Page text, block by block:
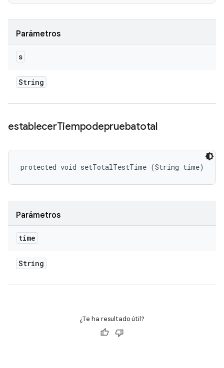
Parámetros
s
String
establecerTiempodepruebatotal
protected void setTotalTestTime (String time)
Parámetros
time
String
¿Te ha resultado útil?